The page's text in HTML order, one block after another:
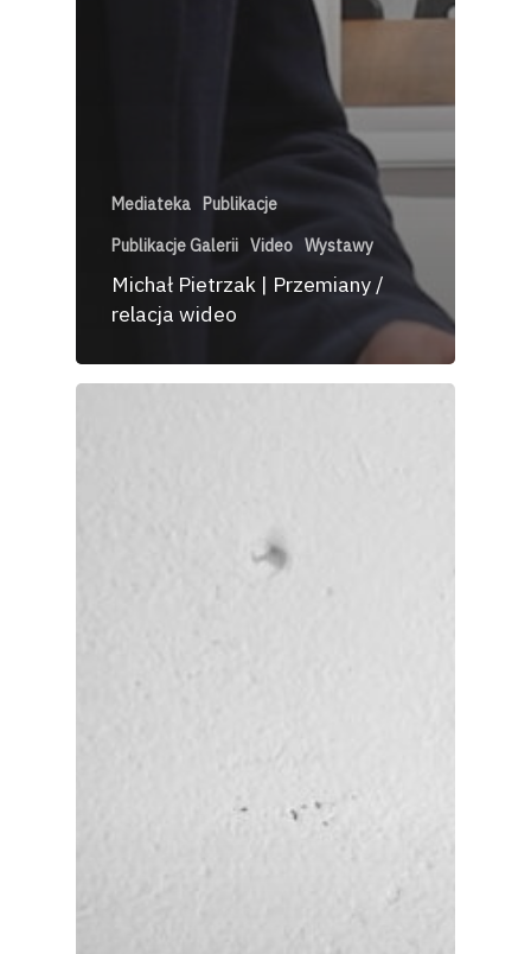
Mediateka
Publikacje
Publikacje Galerii Video Wystawy
Michał Pietrzak | Przemiany /
relacja wideo